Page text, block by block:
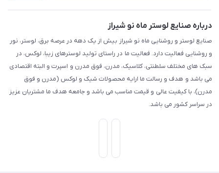
درباره صنایع لوستر ماه نو شیراز
صنایع لوستر و روشنایی ماه نو شیراز بیش از یک دهه در عرصه برق، لوستر، نور
و روشنایی فعالیت دارد. فعالیت ما در راستای تولید لوسترهای زیبا، لوکس، در
سبک های مختلف سلطنتی، کلاسیک، مدرن، فوق مدرن و اسپرت و البته اقتصادی
می باشد و هدف و رسالت ما ارایه محصولات شیک و لوکس (مدرن و فوق
مدرن)، با کیفیت عالی و قیمت مناسب می باشد و جامعه هدف ما مشتریان عزیز
در سراسر کشور می باشد.